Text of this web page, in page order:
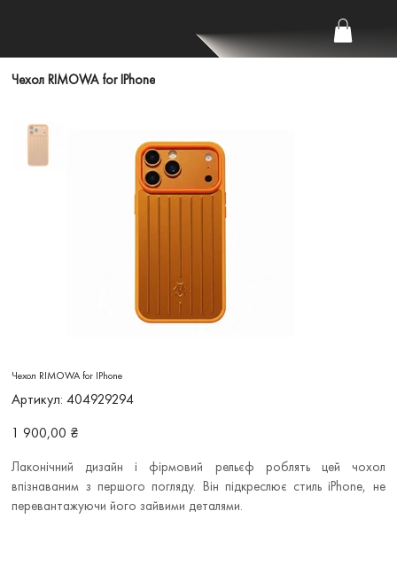
Чехол RIMOWA for IPhone
Чехол RIMOWA for IPhone
Артикул:
Артикул
404929294
404929294
Ціна
1 900,00 ₴
Лаконічний дизайн і фірмовий рельєф роблять цей чохол
впізнаваним з першого погляду. Він підкреслює стиль iPhone, не
перевантажуючи його зайвими деталями.